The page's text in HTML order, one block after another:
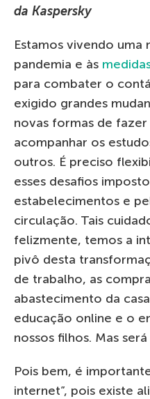
da Kaspersky
Estamos vivendo uma
pandemia e às
para combater o
exigido grandes
novas formas de
acompanhar os
outros. É preciso
esses desafios
estabelecimentos e
circulação. Tais
felizmente, temos a
pivô desta
de trabalho, as
abastecimento da
educação online e o
nossos filhos. Mas
Pois bem, é
internet”, pois existe